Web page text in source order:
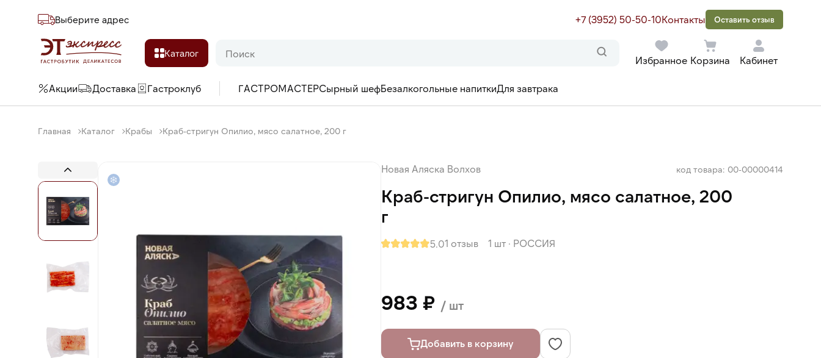
Выберите адреc +7 (3952) 50-50-10Контакты Оставить отзыв
Каталог
Избранное Корзина Кабинет
Акции Доставка Гастроклуб ГАСТРОМАСТЕРСырный шефБезалкогольные напиткиДля завтрака
Главная Каталог Крабы Краб-стригун Опилио, мясо салатное, 200 г
Новая Аляска Волхов код товара: 00-00000414
Краб-стригун Опилио, мясо салатное, 200
г
5.01 отзыв 1 шт · РОССИЯ
983 ₽ / шт
Добавить в корзину